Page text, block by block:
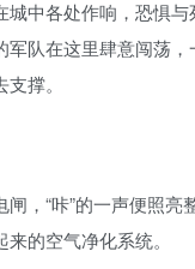
城中各处作响，恐惧
军队在这里肆意闯荡
撑。
，“咔”的一声便照亮
的空气净化系统。